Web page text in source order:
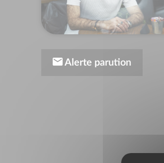
Alerte parution